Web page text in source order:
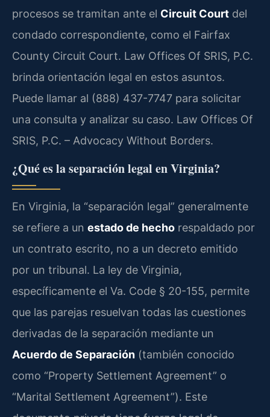
procesos se tramitan ante el Circuit Court del
condado correspondiente, como el Fairfax
County Circuit Court. Law Offices Of SRIS, P.C.
brinda orientación legal en estos asuntos.
Puede llamar al (888) 437-7747 para solicitar
una consulta y analizar su caso. Law Offices Of
SRIS, P.C. – Advocacy Without Borders.
¿Qué es la separación legal en Virginia?
En Virginia, la “separación legal” generalmente
se refiere a un estado de hecho respaldado por
un contrato escrito, no a un decreto emitido
por un tribunal. La ley de Virginia,
específicamente el Va. Code § 20-155, permite
que las parejas resuelvan todas las cuestiones
derivadas de la separación mediante un
Acuerdo de Separación (también conocido
como “Property Settlement Agreement” o
“Marital Settlement Agreement”). Este